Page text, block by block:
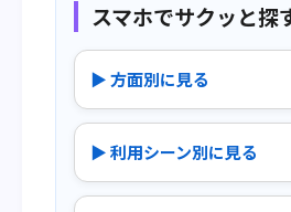
スマホでサクッと探
▶ 方面別に見る
▶ 利用シーン別に見る